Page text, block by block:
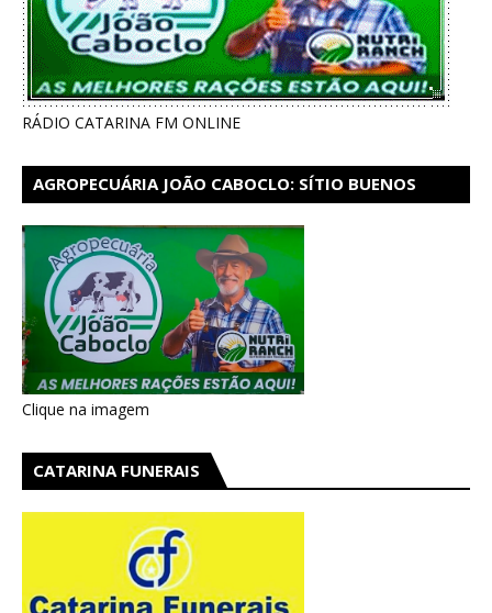
RÁDIO CATARINA FM ONLINE
AGROPECUÁRIA JOÃO CABOCLO: SÍTIO BUENOS
Clique na imagem
CATARINA FUNERAIS